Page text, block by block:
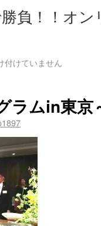
負！！オ
付けていません
ラムin東京